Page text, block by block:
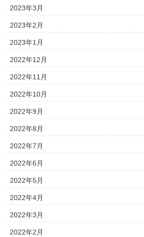
2023年3月
2023年2月
2023年1月
2022年12月
2022年11月
2022年10月
2022年9月
2022年8月
2022年7月
2022年6月
2022年5月
2022年4月
2022年3月
2022年2月